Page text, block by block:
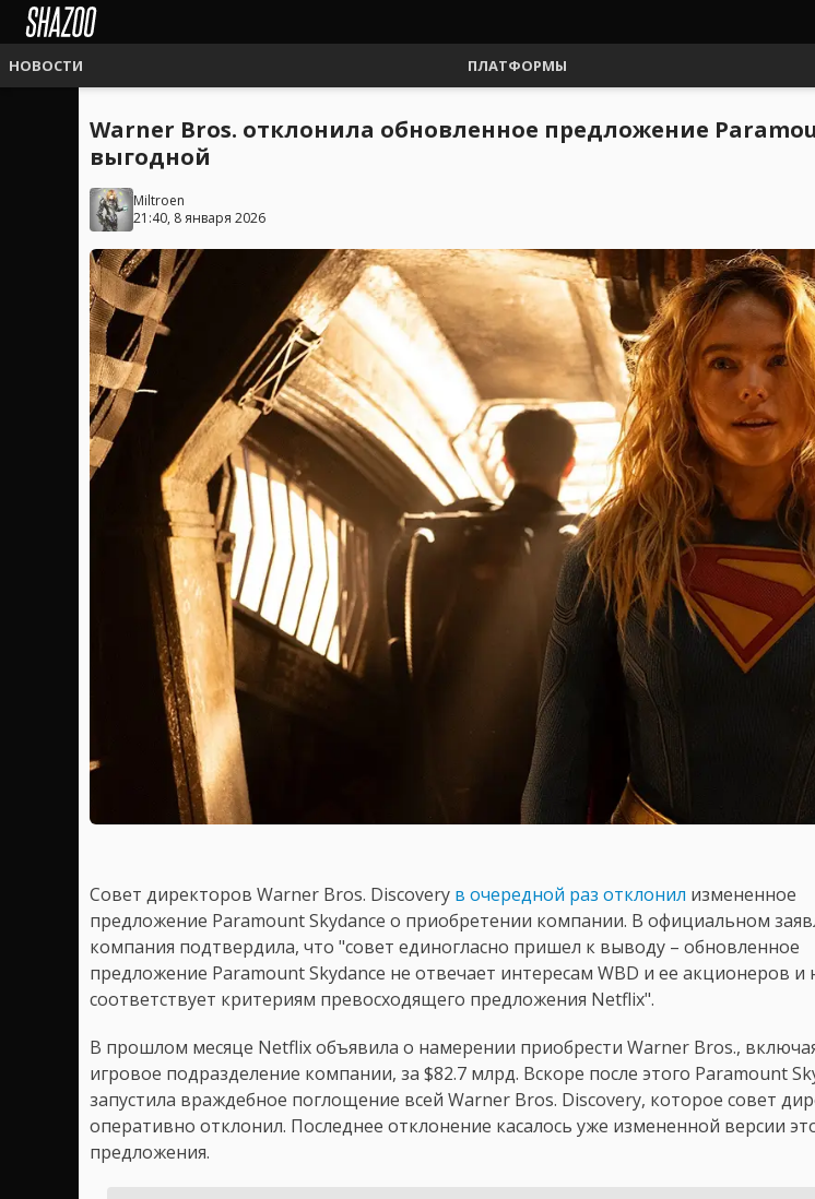
НОВОСТИ ПЛАТФОРМЫ
Warner Bros. отклонила обновленное предложение
выгодной
Miltroen
21:40, 8 января 2026
Совет директоров Warner Bros. Discovery в очередной раз отклонил измененное
предложение Paramount Skydance о приобретении компании. В официальном
компания подтвердила, что "совет единогласно пришел к выводу – обновленное
предложение Paramount Skydance не отвечает интересам WBD и ее акционеров и
соответствует критериям превосходящего предложения Netflix".
В прошлом месяце Netflix объявила о намерении приобрести Warner Bros.,
игровое подразделение компании, за $82.7 млрд. Вскоре после этого Paramount
запустила враждебное поглощение всей Warner Bros. Discovery, которое совет
оперативно отклонил. Последнее отклонение касалось уже измененной версии
предложения.